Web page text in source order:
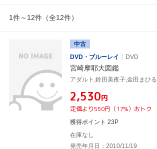
1件～12件（全12件）
中古
DVD・ブルーレイ
DVD
宮崎摩耶大図鑑
アダルト,鈴田美夜子,金田まひる
¥2,530円
定価より550円（17%）おトク
獲得ポイント 23P
在庫なし
発売年月日：2010/11/19